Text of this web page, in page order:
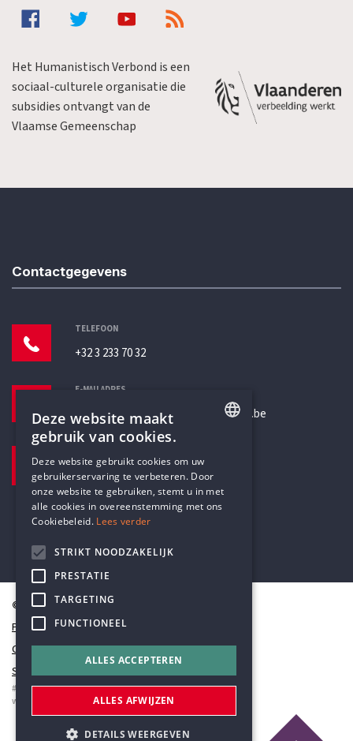
Het Humanistisch Verbond is een
sociaal-culturele organisatie die
subsidies ontvangt van de
Vlaamse Gemeenschap
Contactgegevens
TELEFOON
+32 3 233 70 32
E-MAILADRES
secretariaat@humanistischverbond.be
Pottenbrug 4
Antwerpen, 2000
© Humanistisch Verbond 2026
Privacy
Cookiestatement
Sitemap
#codedwithlove byCodelines
webapplicaties
mobiele apps&maatwerk websites
DUTCH
Deze website maakt
gebruik van cookies.
Deze website gebruikt cookies om uw
gebruikerservaring te verbeteren. Door
onze website te gebruiken, stemt u in met
alle cookies in overeenstemming met ons
Cookiebeleid. Lees verder
STRIKT NOODZAKELIJK
PRESTATIE
TARGETING
FUNCTIONEEL
ALLES ACCEPTEREN
ALLES AFWIJZEN
DETAILS WEERGEVEN